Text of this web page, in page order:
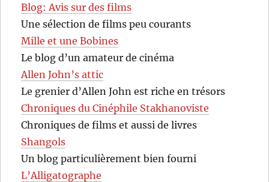
Blog: Avis sur des films
Une sélection de films peu courants
Mille et une Bobines
Le blog d’un amateur de cinéma
Allen John’s attic
Le grenier d’Allen John est riche en trésors
Chroniques du Cinéphile Stakhanoviste
Chroniques de films et aussi de livres
Shangols
Un blog particulièrement bien fourni
L’Alligatographe